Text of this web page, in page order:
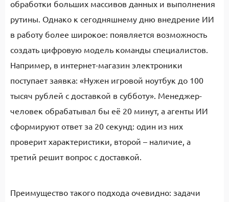
обработки больших массивов данных и выполнения
рутины. Однако к сегодняшнему дню внедрение ИИ
в работу более широкое: появляется возможность
создать цифровую модель команды специалистов.
Например, в интернет-магазин электроники
поступает заявка: «Нужен игровой ноутбук до 100
тысяч рублей с доставкой в субботу». Менеджер-
человек обрабатывал бы её 20 минут, а агенты ИИ
сформируют ответ за 20 секунд: один из них
проверит характеристики, второй – наличие, а
третий решит вопрос с доставкой.
Преимущество такого подхода очевидно: задачи